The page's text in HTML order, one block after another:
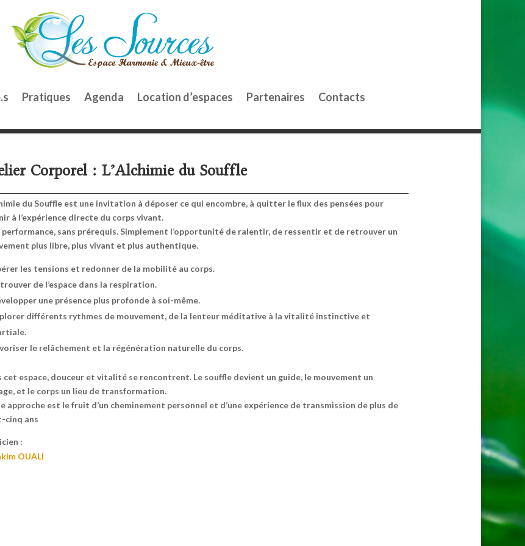
Pratiques Agenda Location d’espaces Partenaires Contacts
Corporel : L’Alchimie du Souffle
du Souffle est une invitation à déposer ce qui encombre, à quitter le flux des pensées pour
à l’expérience directe du corps vivant.
performance, sans prérequis. Simplement l’opportunité de ralentir, de ressentir et de retrouver un
plus libre, plus vivant et plus authentique.
les tensions et redonner de la mobilité au corps.
de l’espace dans la respiration.
une présence plus profonde à soi-même.
différents rythmes de mouvement, de la lenteur méditative à la vitalité instinctive et
le relâchement et la régénération naturelle du corps.
cet espace, douceur et vitalité se rencontrent. Le souffle devient un guide, le mouvement un
et le corps un lieu de transformation.
approche est le fruit d’un cheminement personnel et d’une expérience de transmission de plus de
cinq ans
:
OUALI